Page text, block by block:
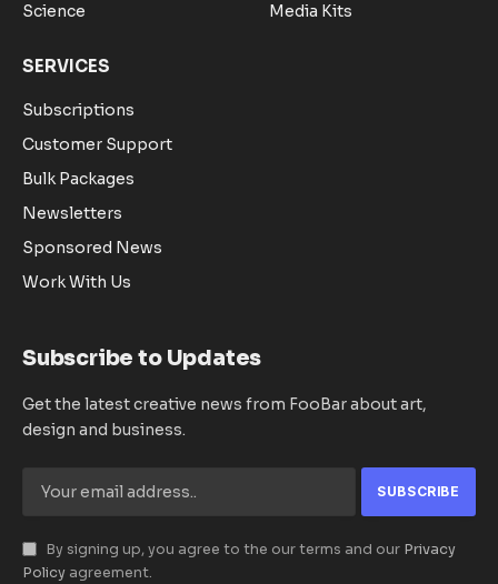
Science
Media Kits
SERVICES
Subscriptions
Customer Support
Bulk Packages
Newsletters
Sponsored News
Work With Us
Subscribe to Updates
Get the latest creative news from FooBar about art,
design and business.
By signing up, you agree to the our terms and our Privacy
Policy agreement.